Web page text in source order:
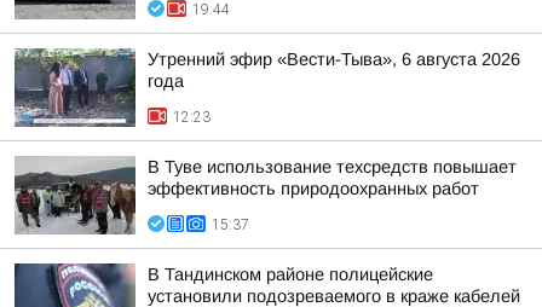
19:44
Утренний эфир «Вести-Тыва», 6 августа 2026
года
12:23
В Туве использование техсредств повышает
эффективность природоохранных работ
15:37
В Тандинском районе полицейские
установили подозреваемого в краже кабелей